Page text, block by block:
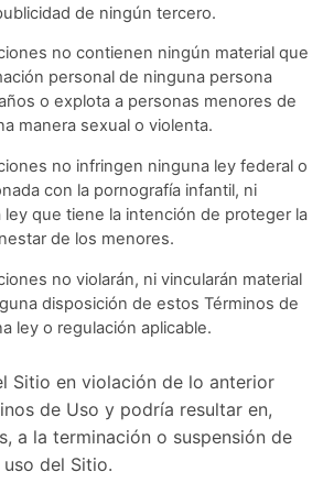
de ningún tercero.
no contienen ningún material que
personal de ninguna persona
o explota a personas menores de
manera sexual o violenta.
no infringen ninguna ley federal o
con la pornografía infantil, ni
ley que tiene la intención de proteger la
de los menores.
no violarán, ni vincularán material
disposición de estos Términos de
ley o regulación aplicable.
Sitio en violación de lo anterior
de Uso y podría resultar en,
a la terminación o suspensión de
del Sitio.